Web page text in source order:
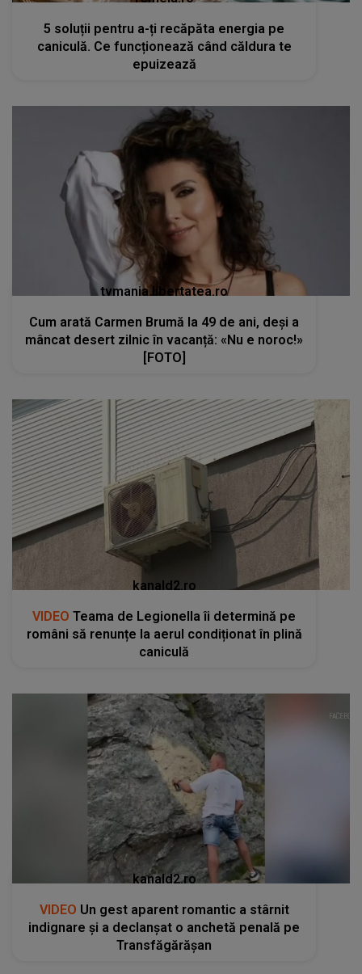
5 soluții pentru a-ți recăpăta energia pe
caniculă. Ce funcționează când căldura te
epuizează
tvmania.libertatea.ro
Cum arată Carmen Brumă la 49 de ani, deși a
mâncat desert zilnic în vacanță: «Nu e noroc!»
[FOTO]
kanald2.ro
VIDEO Teama de Legionella îi determină pe
români să renunțe la aerul condiționat în plină
caniculă
kanald2.ro
VIDEO Un gest aparent romantic a stârnit
indignare și a declanșat o anchetă penală pe
Transfăgărășan